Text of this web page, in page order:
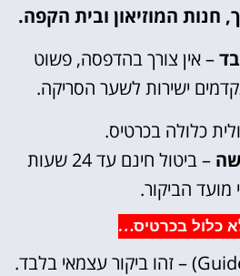
חנות המוזיאון ובית הקפה.
– אין צורך בהדפסה, פשוט
ישירות לשער הסריקה.
כלולה בכרטיס.
– ביטול חינם עד 24 שעות
מועד הביקור.
כלול בכרטיס…